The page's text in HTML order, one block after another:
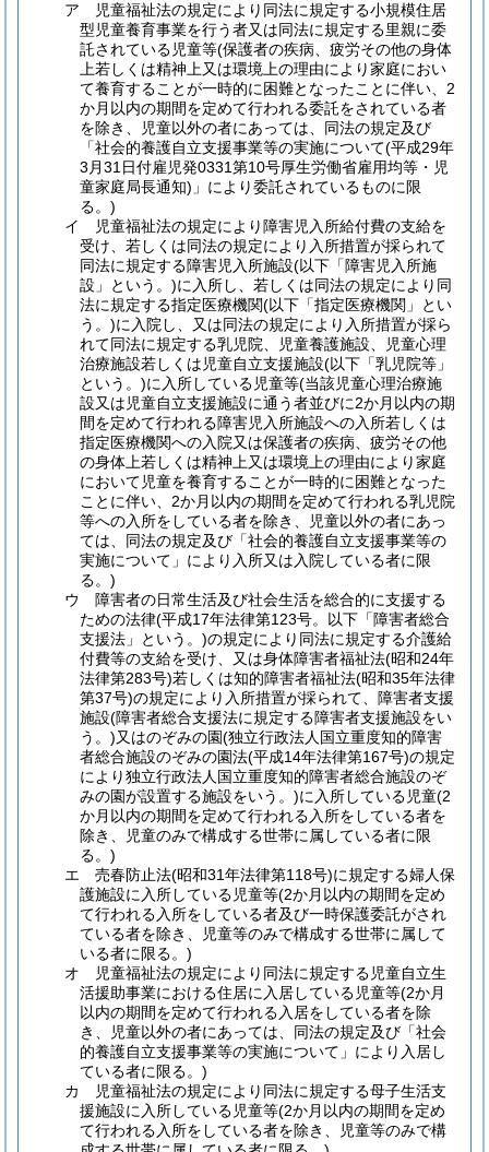
ア 児童福祉法の規定により同法に規定する小規模住居
型児童養育事業を行う者又は同法に規定する里親に委
託されている児童等(保護者の疾病、疲労その他の身体
上若しくは精神上又は環境上の理由により家庭におい
て養育することが一時的に困難となったことに伴い、2
か月以内の期間を定めて行われる委託をされている者
を除き、児童以外の者にあっては、同法の規定及び
「社会的養護自立支援事業等の実施について(平成29年
3月31日付雇児発0331第10号厚生労働省雇用均等・児
童家庭局長通知)」により委託されているものに限
る。)
イ 児童福祉法の規定により障害児入所給付費の支給を
受け、若しくは同法の規定により入所措置が採られて
同法に規定する障害児入所施設(以下「障害児入所施
設」という。)に入所し、若しくは同法の規定により同
法に規定する指定医療機関(以下「指定医療機関」とい
う。)に入院し、又は同法の規定により入所措置が採ら
れて同法に規定する乳児院、児童養護施設、児童心理
治療施設若しくは児童自立支援施設(以下「乳児院等」
という。)に入所している児童等(当該児童心理治療施
設又は児童自立支援施設に通う者並びに2か月以内の期
間を定めて行われる障害児入所施設への入所若しくは
指定医療機関への入院又は保護者の疾病、疲労その他
の身体上若しくは精神上又は環境上の理由により家庭
において児童を養育することが一時的に困難となった
ことに伴い、2か月以内の期間を定めて行われる乳児院
等への入所をしている者を除き、児童以外の者にあっ
ては、同法の規定及び「社会的養護自立支援事業等の
実施について」により入所又は入院している者に限
る。)
ウ 障害者の日常生活及び社会生活を総合的に支援する
ための法律(平成17年法律第123号。以下「障害者総合
支援法」という。)の規定により同法に規定する介護給
付費等の支給を受け、又は身体障害者福祉法(昭和24年
法律第283号)若しくは知的障害者福祉法(昭和35年法律
第37号)の規定により入所措置が採られて、障害者支援
施設(障害者総合支援法に規定する障害者支援施設をい
う。)又はのぞみの園(独立行政法人国立重度知的障害
者総合施設のぞみの園法(平成14年法律第167号)の規定
により独立行政法人国立重度知的障害者総合施設のぞ
みの園が設置する施設をいう。)に入所している児童(2
か月以内の期間を定めて行われる入所をしている者を
除き、児童のみで構成する世帯に属している者に限
る。)
エ 売春防止法(昭和31年法律第118号)に規定する婦人保
護施設に入所している児童等(2か月以内の期間を定め
て行われる入所をしている者及び一時保護委託がされ
ている者を除き、児童等のみで構成する世帯に属して
いる者に限る。)
オ 児童福祉法の規定により同法に規定する児童自立生
活援助事業における住居に入居している児童等(2か月
以内の期間を定めて行われる入居をしている者を除
き、児童以外の者にあっては、同法の規定及び「社会
的養護自立支援事業等の実施について」により入居し
ている者に限る。)
カ 児童福祉法の規定により同法に規定する母子生活支
援施設に入所している児童等(2か月以内の期間を定め
て行われる入所をしている者を除き、児童等のみで構